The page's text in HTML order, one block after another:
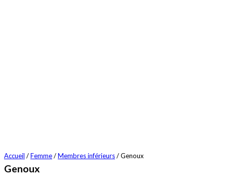
Accueil /Femme/Membres inférieurs/ Genoux
Genoux